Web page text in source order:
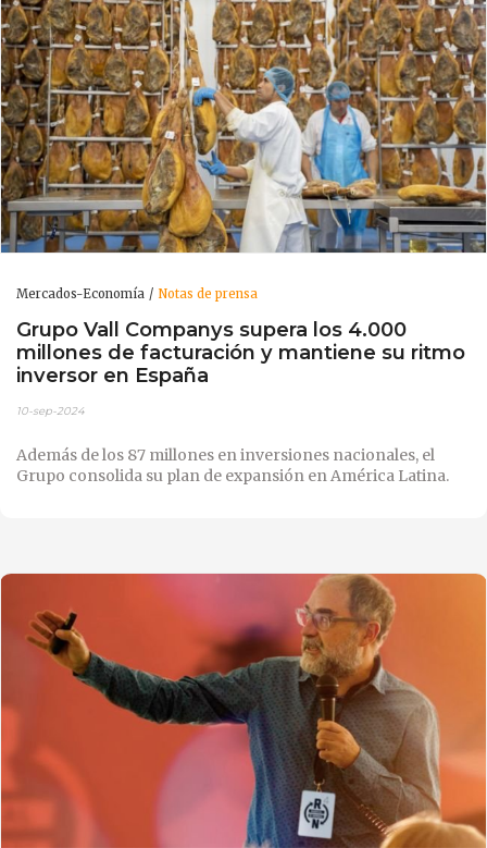
Mercados-Economía Notas de prensa
Grupo Vall Companys supera los 4.000
millones de facturación y mantiene su ritmo
inversor en España
10-sep-2024
Además de los 87 millones en inversiones nacionales, el
Grupo consolida su plan de expansión en América Latina.